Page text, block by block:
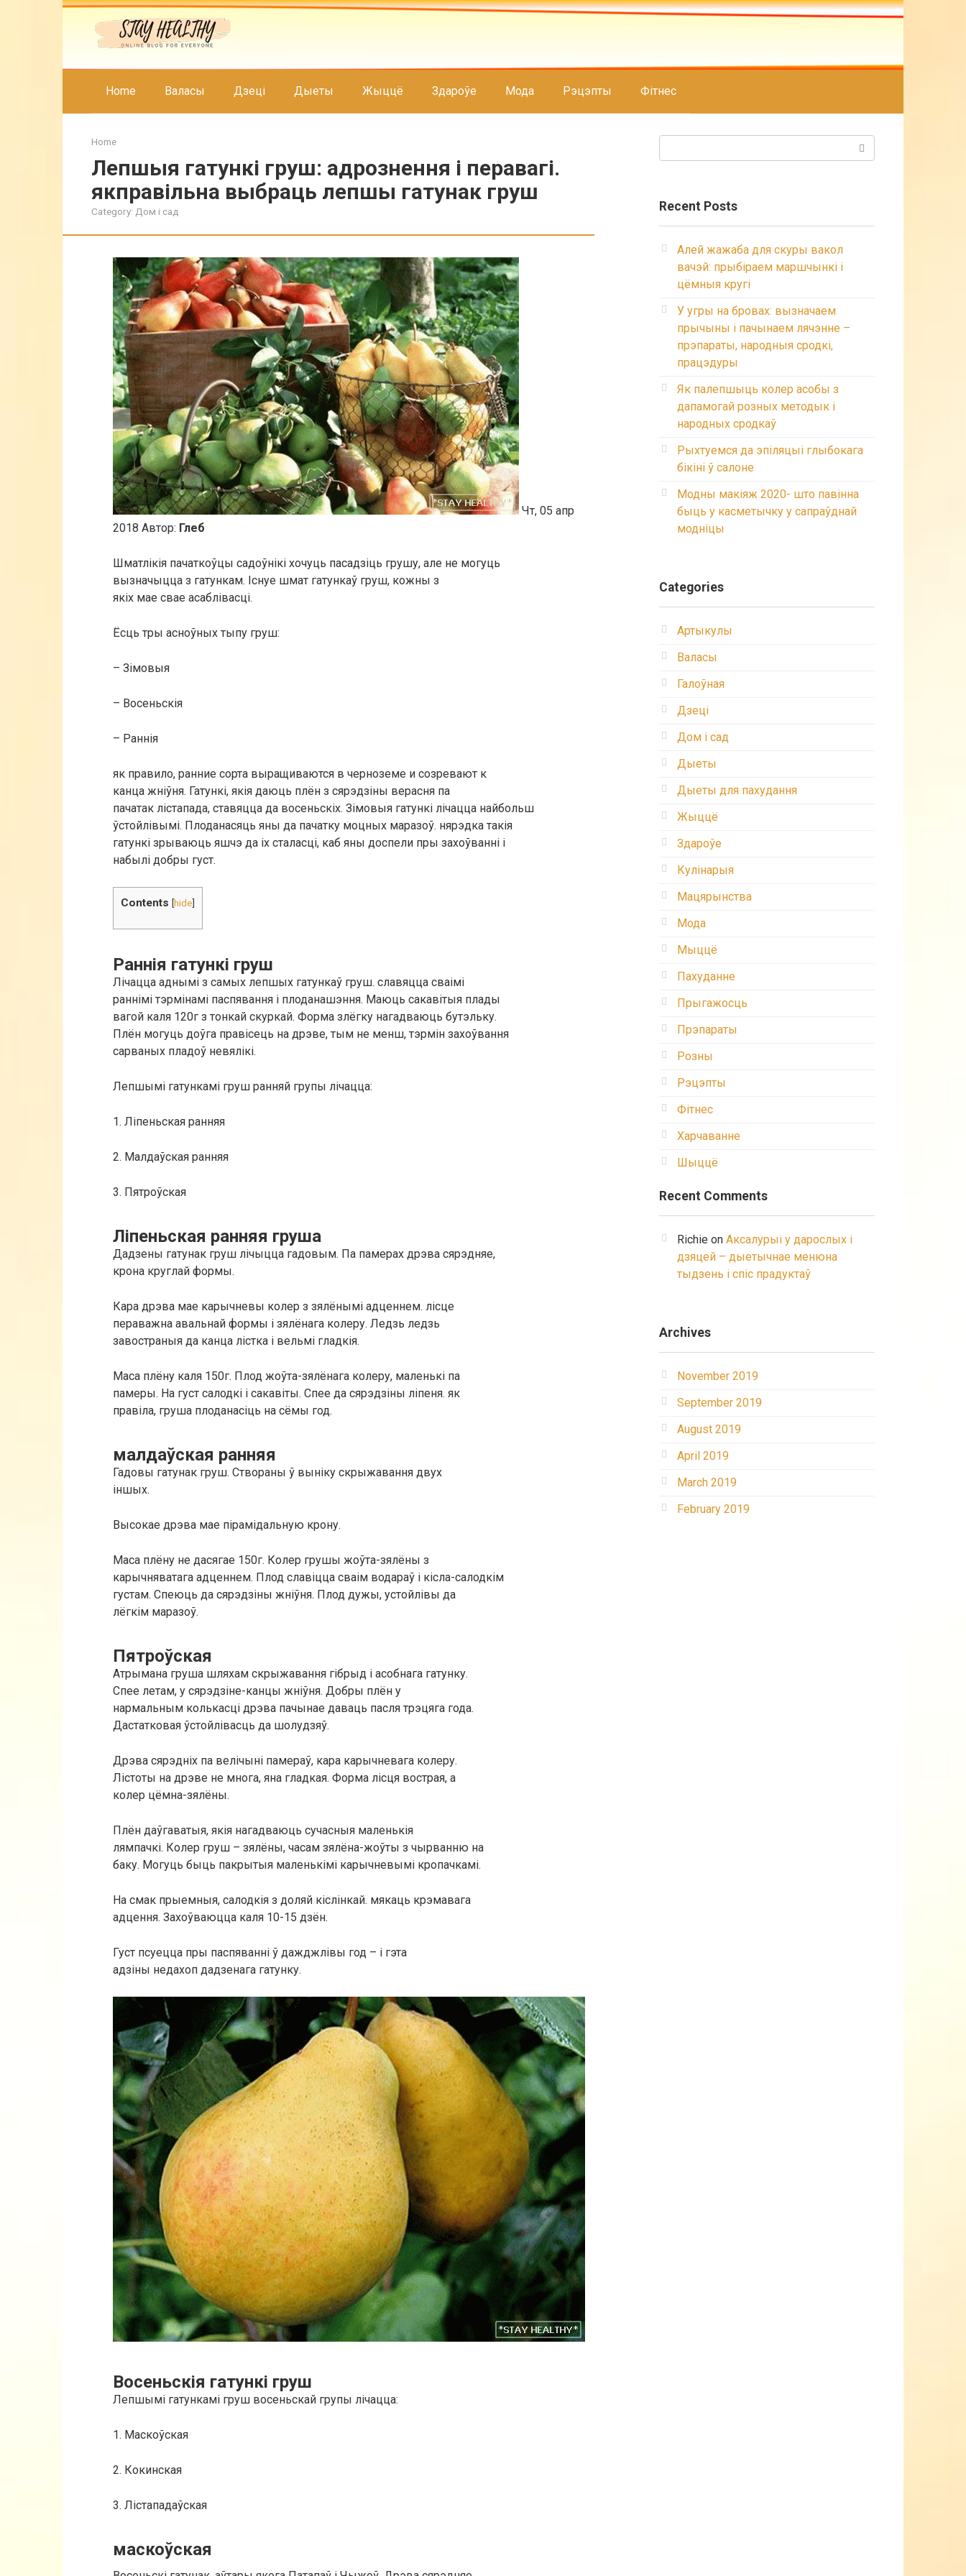
Home Валасы Дзеці Дыеты Жыццё Здароўе Мода Рэцэпты Фітнес
Home
Лепшыя гатункі груш: адрознення і перавагі.
якправільна выбраць лепшы гатунак груш
Category: Дом і сад
Чт, 05 апр
2018 Автор: Глеб
Шматлікія пачаткоўцы садоўнікі хочуць пасадзіць грушу, але не могуць
вызначыцца з гатункам. Існуе шмат гатункаў груш, кожны з
якіх мае свае асаблівасці.
Ёсць тры асноўных тыпу груш:
– Зімовыя
– Восеньскія
– Раннія
як правило, ранние сорта выращиваются в черноземе и созревают к
канца жніўня. Гатункі, якія даюць плён з сярэдзіны верасня па
пачатак лістапада, ставяцца да восеньскіх. Зімовыя гатункі лічацца найбольш
ўстойлівымі. Плоданасяць яны да пачатку моцных маразоў. нярэдка такія
гатункі зрываюць яшчэ да іх сталасці, каб яны доспели пры захоўванні і
набылі добры густ.
Contents [hide]
Раннія гатункі груш
Лічацца аднымі з самых лепшых гатункаў груш. славяцца сваімі
раннімі тэрмінамі паспявання і плоданашэння. Маюць сакавітыя плады
вагой каля 120г з тонкай скуркай. Форма злёгку нагадваюць бутэльку.
Плён могуць доўга правісець на дрэве, тым не менш, тэрмін захоўвання
сарваных пладоў невялікі.
Лепшымі гатункамі груш ранняй групы лічацца:
1. Ліпеньская ранняя
2. Малдаўская ранняя
3. Пятроўская
Ліпеньская ранняя груша
Дадзены гатунак груш лічыцца гадовым. Па памерах дрэва сярэдняе,
крона круглай формы.
Кара дрэва мае карычневы колер з зялёнымі адценнем. лісце
пераважна авальнай формы і зялёнага колеру. Ледзь ледзь
завостраныя да канца лістка і вельмі гладкія.
Маса плёну каля 150г. Плод жоўта-зялёнага колеру, маленькі па
памеры. На густ салодкі і сакавіты. Спее да сярэдзіны ліпеня. як
правіла, груша плоданасіць на сёмы год.
малдаўская ранняя
Гадовы гатунак груш. Створаны ў выніку скрыжавання двух
іншых.
Высокае дрэва мае пірамідальную крону.
Маса плёну не дасягае 150г. Колер грушы жоўта-зялёны з
карычняватага адценнем. Плод славіцца сваім водараў і кісла-салодкім
густам. Спеюць да сярэдзіны жніўня. Плод дужы, устойлівы да
лёгкім маразоў.
Пятроўская
Атрымана груша шляхам скрыжавання гібрыд і асобнага гатунку.
Спее летам, у сярэдзіне-канцы жніўня. Добры плён у
нармальным колькасці дрэва пачынае даваць пасля трэцяга года.
Дастатковая ўстойлівасць да шолудзяў.
Дрэва сярэдніх па велічыні памераў, кара карычневага колеру.
Лістоты на дрэве не многа, яна гладкая. Форма лісця вострая, а
колер цёмна-зялёны.
Плён даўгаватыя, якія нагадваюць сучасныя маленькія
лямпачкі. Колер груш – зялёны, часам зялёна-жоўты з чырванню на
баку. Могуць быць пакрытыя маленькімі карычневымі кропачкамі.
На смак прыемныя, салодкія з доляй кіслінкай. мякаць крэмавага
адцення. Захоўваюцца каля 10-15 дзён.
Густ псуецца пры паспяванні ў дажджлівы год – і гэта
адзіны недахоп дадзенага гатунку.
Восеньскія гатункі груш
Лепшымі гатункамі груш восеньскай групы лічацца:
1. Маскоўская
2. Кокинская
3. Лістападаўская
маскоўская
Recent Posts
Алей жажаба для скуры вакол
вачэй: прыбіраем маршчынкі і
цёмныя кругі
У угры на бровах: вызначаем
прычыны і пачынаем лячэнне –
прэпараты, народныя сродкі,
працэдуры
Як палепшыць колер асобы з
дапамогай розных методык і
народных сродкаў
Рыхтуемся да эпіляцыі глыбокага
бікіні ў салоне
Модны макіяж 2020- што павінна
быць у касметычку у сапраўднай
модніцы
Categories
Артыкулы
Валасы
Галоўная
Дзеці
Дом і сад
Дыеты
Дыеты для пахудання
Жыццё
Здароўе
Кулінарыя
Мацярынства
Мода
Мыццё
Пахуданне
Прыгажосць
Прэпараты
Розны
Рэцэпты
Фітнес
Харчаванне
Шыццё
Recent Comments
Richie on Аксалурыі у дарослых і
дзяцей – дыетычнае менюна
тыдзень і спіс прадуктаў
Archives
November 2019
September 2019
August 2019
April 2019
March 2019
February 2019